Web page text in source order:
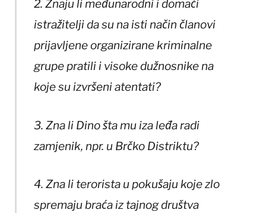
2. Znaju li međunarodni i domaći
istražitelji da su na isti način članovi
prijavljene organizirane kriminalne
grupe pratili i visoke dužnosnike na
koje su izvršeni atentati?
3. Zna li Dino šta mu iza leđa radi
zamjenik, npr. u Brčko Distriktu?
4. Zna li terorista u pokušaju koje zlo
spremaju braća iz tajnog društva